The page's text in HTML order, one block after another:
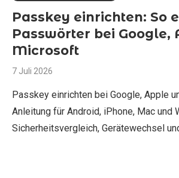
Passkey einrichten: So
Passwörter bei Google,
Microsoft
7 Juli 2026
Passkey einrichten bei Google, Apple
Anleitung für Android, iPhone, Mac und
Sicherheitsvergleich, Gerätewechsel